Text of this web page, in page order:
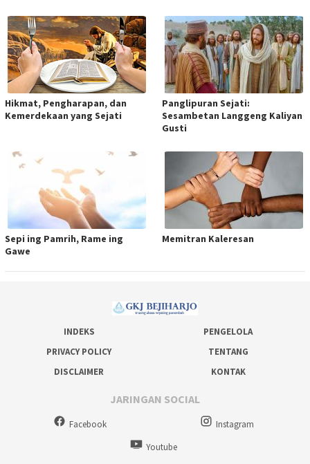
Hikmat, Pengharapan, dan
Kemerdekaan yang Sejati
Panglipuran Sejati:
Sesambetan Langgeng Kaliyan
Gusti
Sepi ing Pamrih, Rame ing
Gawe
Memitran Kaleresan
INDEKS
PENGELOLA
PRIVACY POLICY
TENTANG
DISCLAIMER
KONTAK
JARINGAN SOCIAL
Facebook
Instagram
Youtube